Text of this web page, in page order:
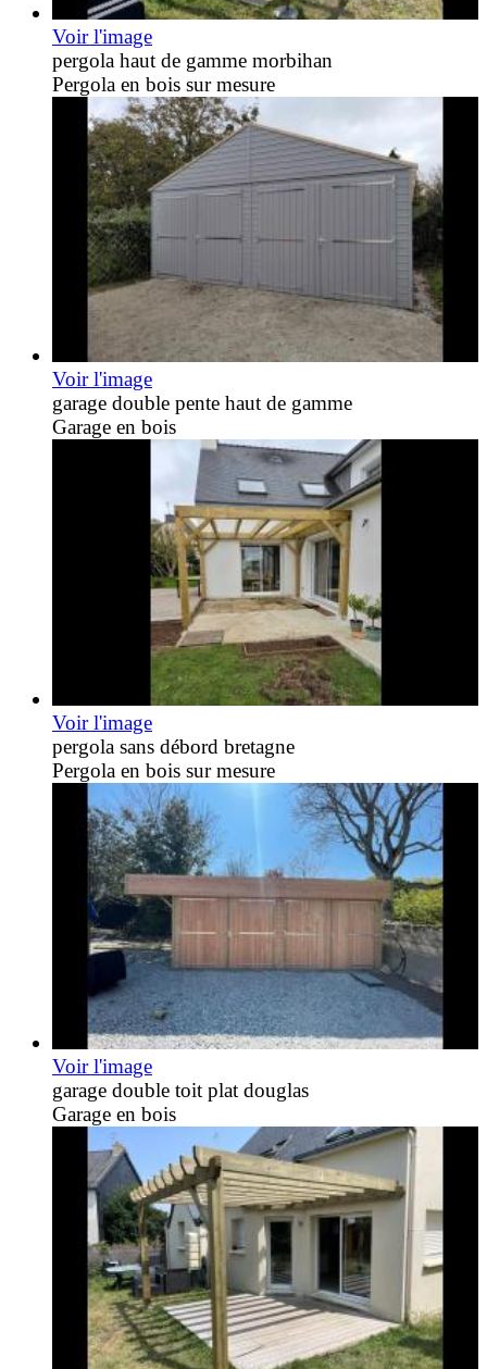
Voir l'image
pergola haut de gamme morbihan
Pergola en bois sur mesure
Voir l'image
garage double pente haut de gamme
Garage en bois
Voir l'image
pergola sans débord bretagne
Pergola en bois sur mesure
Voir l'image
garage double toit plat douglas
Garage en bois